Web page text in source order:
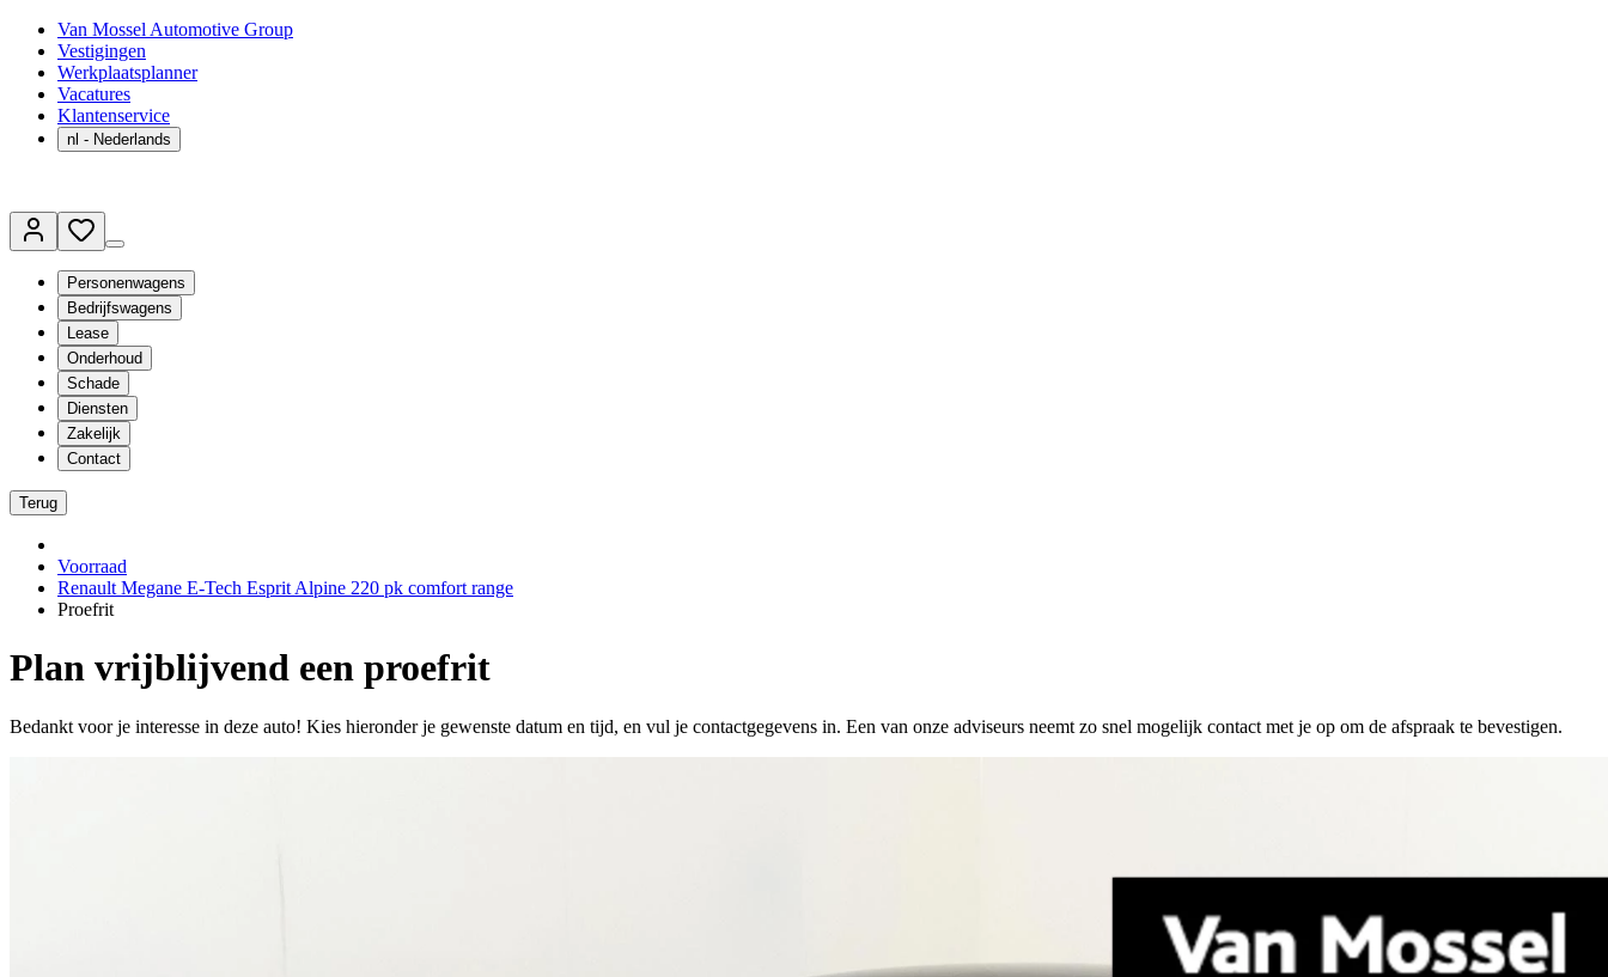
Van Mossel Automotive Group
Vestigingen
Werkplaatsplanner
Vacatures
Klantenservice
nl - Nederlands
Personenwagens
Bedrijfswagens
Lease
Onderhoud
Schade
Diensten
Zakelijk
Contact
Terug
Voorraad
Renault Megane E-Tech Esprit Alpine 220 pk comfort range
Proefrit
Plan vrijblijvend een proefrit
Bedankt voor je interesse in deze auto! Kies hieronder je gewenste datum en tijd, en vul je contactgegevens in. Een van onze adviseurs neemt zo snel mogelijk contact met je op om de afspraak te bevestigen.